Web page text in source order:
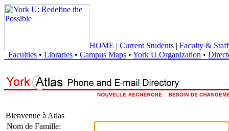
HOME | Current Students | Faculty & Staff
Faculties • Libraries • Campus Maps • York U Organization •
Bienvenue à Atlas
Nom de Famille: